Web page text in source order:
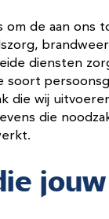
om de aan ons
diensten
die wij
die